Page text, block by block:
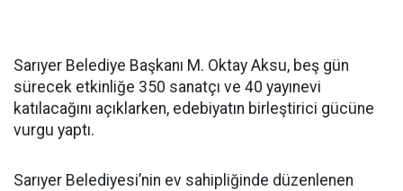
Sarıyer Belediye Başkanı M. Oktay Aksu, beş gün
sürecek etkinliğe 350 sanatçı ve 40 yayınevi
katılacağını açıklarken, edebiyatın birleştirici gücüne
vurgu yaptı.
Sarıyer Belediyesi’nin ev sahipliğinde düzenlenen